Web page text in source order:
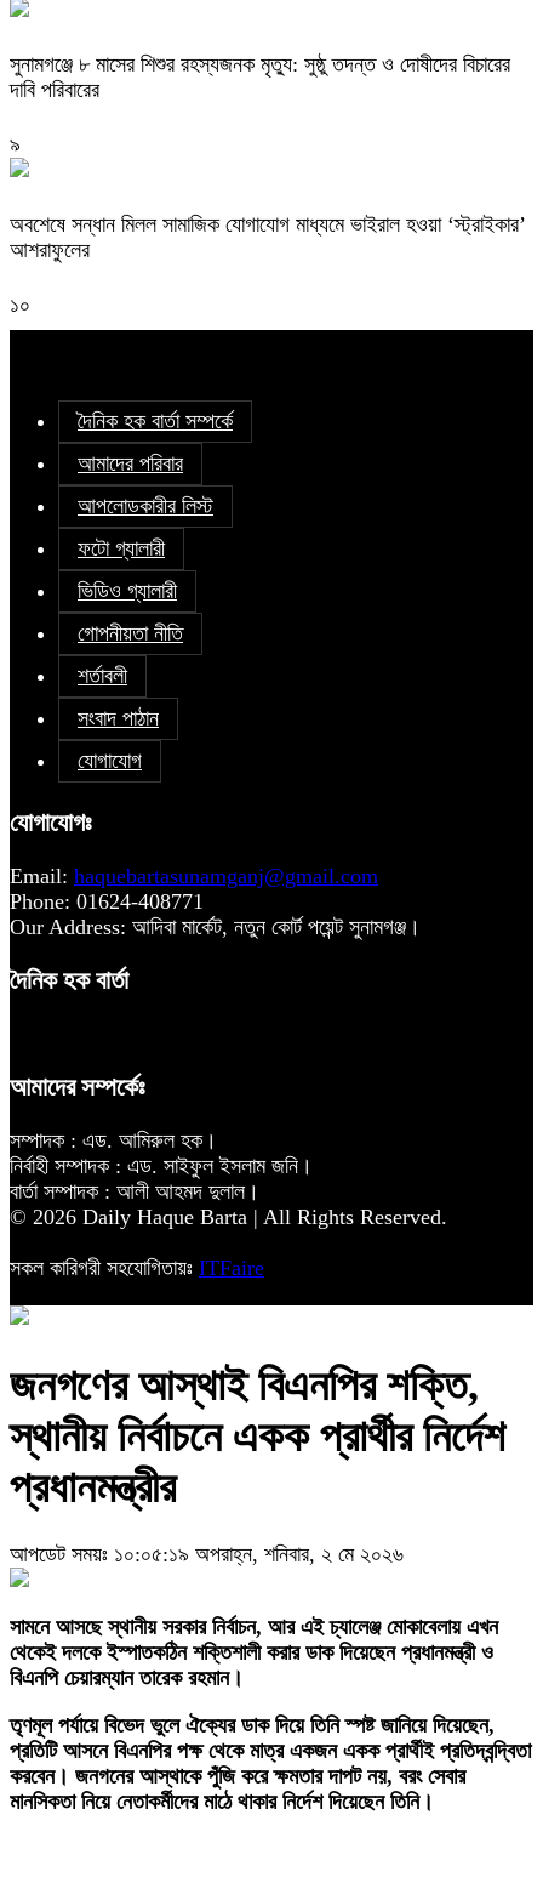
সুনামগঞ্জে ৮ মাসের শিশুর রহস্যজনক মৃত্যু: সুষ্ঠু তদন্ত ও দোষীদের বিচারের
দাবি পরিবারের
৯
অবশেষে সন্ধান মিলল সামাজিক যোগাযোগ মাধ্যমে ভাইরাল হওয়া ‘স্ট্রাইকার’
আশরাফুলের
১০
দৈনিক হক বার্তা সম্পর্কে
আমাদের পরিবার
আপলোডকারীর লিস্ট
ফটো গ্যালারী
ভিডিও গ্যালারী
গোপনীয়তা নীতি
শর্তাবলী
সংবাদ পাঠান
যোগাযোগ
যোগাযোগঃ
Email: haquebartasunamganj@gmail.com
Phone: 01624-408771
Our Address: আদিবা মার্কেট, নতুন কোর্ট পয়েন্ট সুনামগঞ্জ।
দৈনিক হক বার্তা
আমাদের সম্পর্কেঃ
সম্পাদক : এড. আমিরুল হক।
নির্বাহী সম্পাদক : এড. সাইফুল ইসলাম জনি।
বার্তা সম্পাদক : আলী আহমদ দুলাল।
© 2026 Daily Haque Barta | All Rights Reserved.
সকল কারিগরী সহযোগিতায়ঃ ITFaire
জনগণের আস্থাই বিএনপির শক্তি,
স্থানীয় নির্বাচনে একক প্রার্থীর নির্দেশ
প্রধানমন্ত্রীর
আপডেট সময়ঃ ১০:০৫:১৯ অপরাহ্ন, শনিবার, ২ মে ২০২৬
সামনে আসছে স্থানীয় সরকার নির্বাচন, আর এই চ্যালেঞ্জ মোকাবেলায় এখন
থেকেই দলকে ইস্পাতকঠিন শক্তিশালী করার ডাক দিয়েছেন প্রধানমন্ত্রী ও
বিএনপি চেয়ারম্যান তারেক রহমান।
তৃণমূল পর্যায়ে বিভেদ ভুলে ঐক্যের ডাক দিয়ে তিনি স্পষ্ট জানিয়ে দিয়েছেন,
প্রতিটি আসনে বিএনপির পক্ষ থেকে মাত্র একজন একক প্রার্থীই প্রতিদ্বন্দ্বিতা
করবেন। জনগনের আস্থাকে পুঁজি করে ক্ষমতার দাপট নয়, বরং সেবার
মানসিকতা নিয়ে নেতাকর্মীদের মাঠে থাকার নির্দেশ দিয়েছেন তিনি।